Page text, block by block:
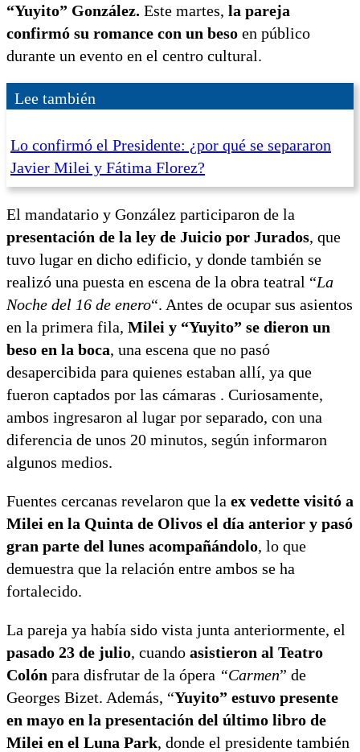
“Yuyito” González. Este martes, la pareja
confirmó su romance con un beso en público
durante un evento en el centro cultural.
Lee también
Lo confirmó el Presidente: ¿por qué se separaron
Javier Milei y Fátima Florez?
El mandatario y González participaron de la
presentación de la ley de Juicio por Jurados, que
tuvo lugar en dicho edificio, y donde también se
realizó una puesta en escena de la obra teatral “La
Noche del 16 de enero“. Antes de ocupar sus asientos
en la primera fila, Milei y “Yuyito” se dieron un
beso en la boca, una escena que no pasó
desapercibida para quienes estaban allí, ya que
fueron captados por las cámaras . Curiosamente,
ambos ingresaron al lugar por separado, con una
diferencia de unos 20 minutos, según informaron
algunos medios.
Fuentes cercanas revelaron que la ex vedette visitó a
Milei en la Quinta de Olivos el día anterior y pasó
gran parte del lunes acompañándolo, lo que
demuestra que la relación entre ambos se ha
fortalecido.
La pareja ya había sido vista junta anteriormente, el
pasado 23 de julio, cuando asistieron al Teatro
Colón para disfrutar de la ópera “Carmen” de
Georges Bizet. Además, “Yuyito” estuvo presente
en mayo en la presentación del último libro de
Milei en el Luna Park, donde el presidente también